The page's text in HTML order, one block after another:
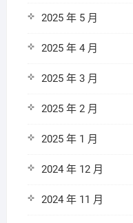
2025 年 5 月
2025 年 4 月
2025 年 3 月
2025 年 2 月
2025 年 1 月
2024 年 12 月
2024 年 11 月